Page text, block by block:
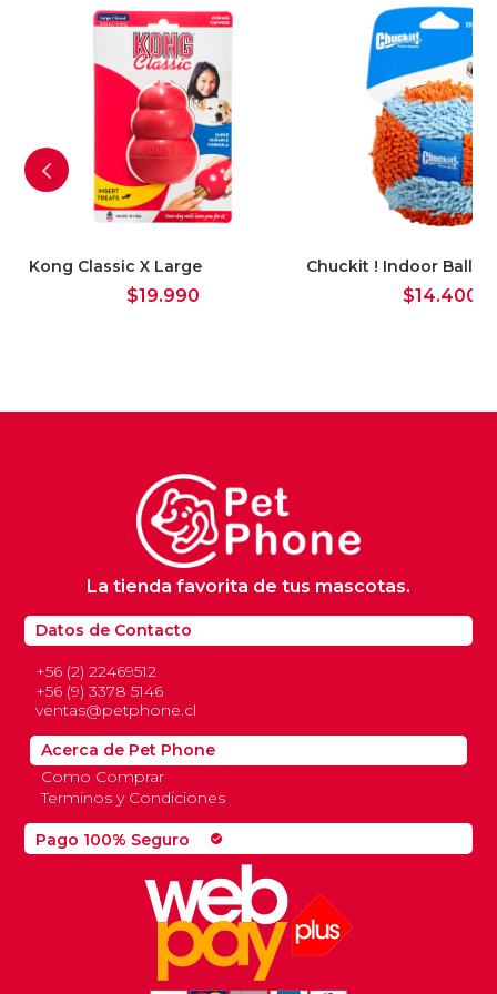
Kong Classic X Large
$19.990
Chuckit ! Indoor Ball
$14.400
Pago 100% Seguro check_circle
Datos de Contacto
+56 (2) 22469512
+56 (9) 3378 5146
ventas@petphone.cl
La tienda favorita de tus mascotas.
Acerca de Pet Phone
Como Comprar
Terminos y Condiciones